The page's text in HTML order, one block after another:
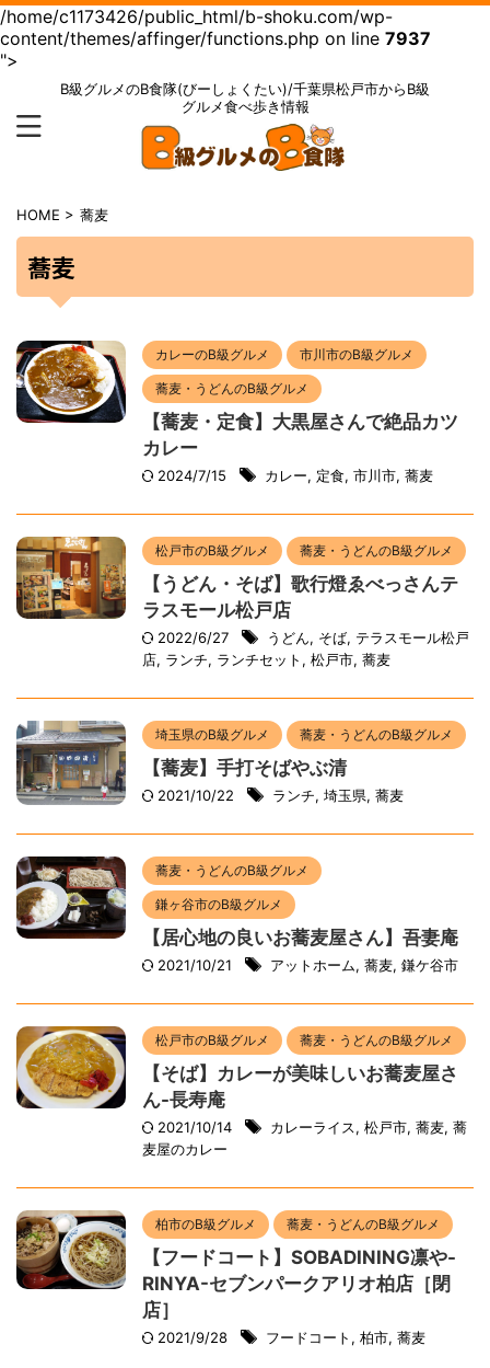
/home/c1173426/public_html/b-shoku.com/wp-
content/themes/affinger/functions.php on line 7937
">
B級グルメのB食隊(びーしょくたい)/千葉県松戸市からB級
グルメ食べ歩き情報
HOME > 蕎麦
蕎麦
カレーのB級グルメ 市川市のB級グルメ
蕎麦・うどんのB級グルメ
【蕎麦・定食】大黒屋さんで絶品カツ
カレー
2024/7/15 カレー, 定食, 市川市, 蕎麦
松戸市のB級グルメ 蕎麦・うどんのB級グルメ
【うどん・そば】歌行燈ゑべっさんテ
ラスモール松戸店
2022/6/27 うどん, そば, テラスモール松戸
店, ランチ, ランチセット , 松戸市, 蕎麦
埼玉県のB級グルメ 蕎麦・うどんのB級グルメ
【蕎麦】手打そばやぶ清
2021/10/22 ランチ, 埼玉県, 蕎麦
蕎麦・うどんのB級グルメ
鎌ヶ谷市のB級グルメ
【居心地の良いお蕎麦屋さん】吾妻庵
2021/10/21 アットホーム, 蕎麦, 鎌ケ谷市
松戸市のB級グルメ 蕎麦・うどんのB級グルメ
【そば】カレーが美味しいお蕎麦屋さ
ん-長寿庵
2021/10/14 カレーライス, 松戸市, 蕎麦, 蕎
麦屋のカレー
柏市のB級グルメ 蕎麦・うどんのB級グルメ
【フードコート】SOBADINING凛や-
RINYA-セブンパークアリオ柏店［閉
店］
2021/9/28 フードコート , 柏市, 蕎麦